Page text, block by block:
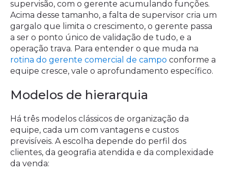
supervisão, com o gerente acumulando funções.
Acima desse tamanho, a falta de supervisor cria um
gargalo que limita o crescimento, o gerente passa
a ser o ponto único de validação de tudo, e a
operação trava. Para entender o que muda na
rotina do gerente comercial de campo conforme a
equipe cresce, vale o aprofundamento específico.
Modelos de hierarquia
Há três modelos clássicos de organização da
equipe, cada um com vantagens e custos
previsíveis. A escolha depende do perfil dos
clientes, da geografia atendida e da complexidade
da venda: